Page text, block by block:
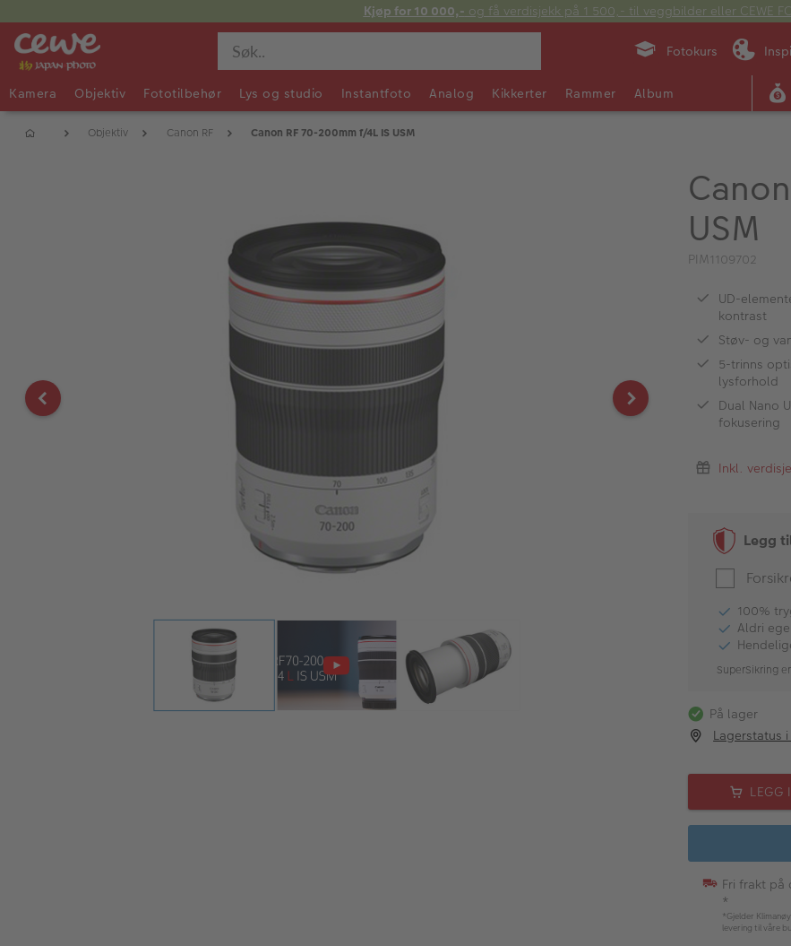
Kjøp for 10 000,- og få verdisjekk på 1 500,- til veggbilder eller CEWE
Fotokurs
Kamera Objektiv Fototilbehør Lys og studio Instantfoto Analog Kikkerter Rammer Album
Objektiv Canon RF Canon RF 70-200mm f/4L IS USM
USM
PIM1109702
UD-
kontrast
Støv- og
5-trinns
lysforhold
Dual Nano
fokusering
Inkl.
Legg
100%
Aldri
SuperSikring
På lager
Lagerstatus
LEGG
Fri frakt
*
*Gjelder
levering til våre